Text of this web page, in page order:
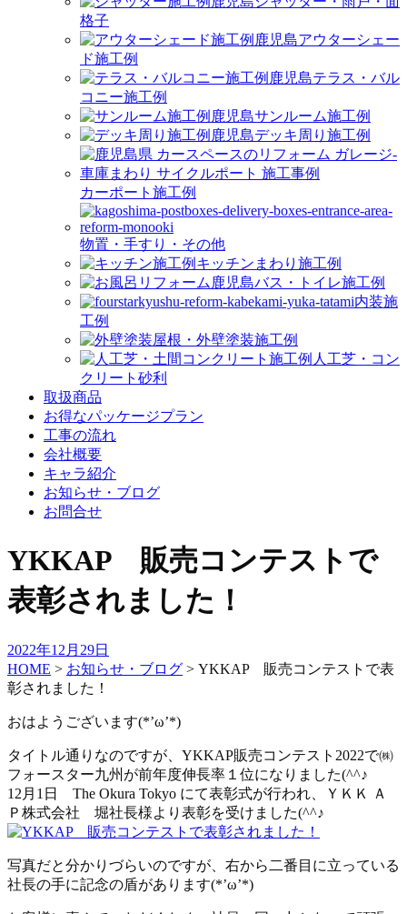
格子
アウターシェー
ド施工例
テラス・バル
コニー施工例
サンルーム施工例
デッキ周り施工例
カーポート施工例
物置・手すり・その他
キッチンまわり施工例
バス・トイレ施工例
内装施
工例
屋根・外壁塗装施工例
人工芝・コン
クリート砂利
取扱商品
お得なパッケージプラン
工事の流れ
会社概要
キャラ紹介
お知らせ・ブログ
お問合せ
YKKAP 販売コンテストで
表彰されました！
2022年12月29日
HOME > お知らせ・ブログ > YKKAP 販売コンテストで表
彰されました！
おはようございます(*’ω’*)
タイトル通りなのですが、YKKAP販売コンテスト2022で㈱
フォースター九州が前年度伸長率１位になりました(^^♪
12月1日 The Okura Tokyo にて表彰式が行われ、ＹＫＫ Ａ
Ｐ株式会社 堀社長様より表彰を受けました(^^♪
写真だと分かりづらいのですが、右から二番目に立っている
社長の手に記念の盾があります(*’ω’*)